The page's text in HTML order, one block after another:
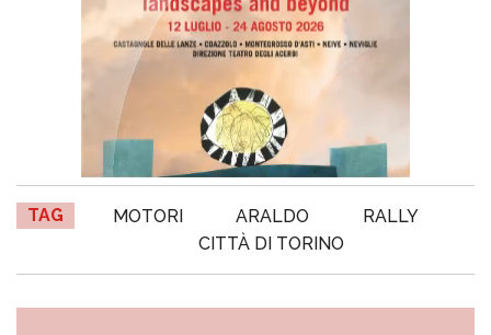
TAG MOTORI ARALDO
RALLY
CITTÀ DI TORINO